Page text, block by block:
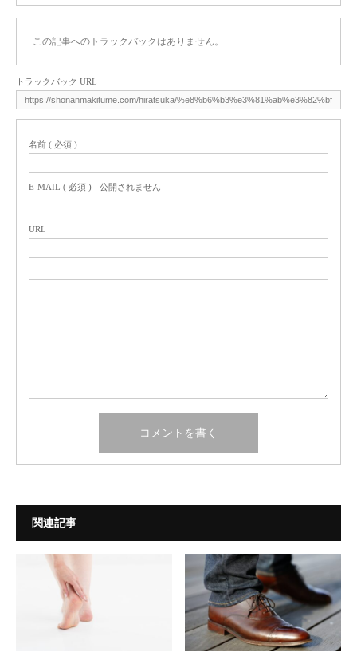
この記事へのトラックバックはありません。
トラックバック URL
名前 ( 必須 )
E-MAIL ( 必須 ) - 公開されません -
URL
関連記事